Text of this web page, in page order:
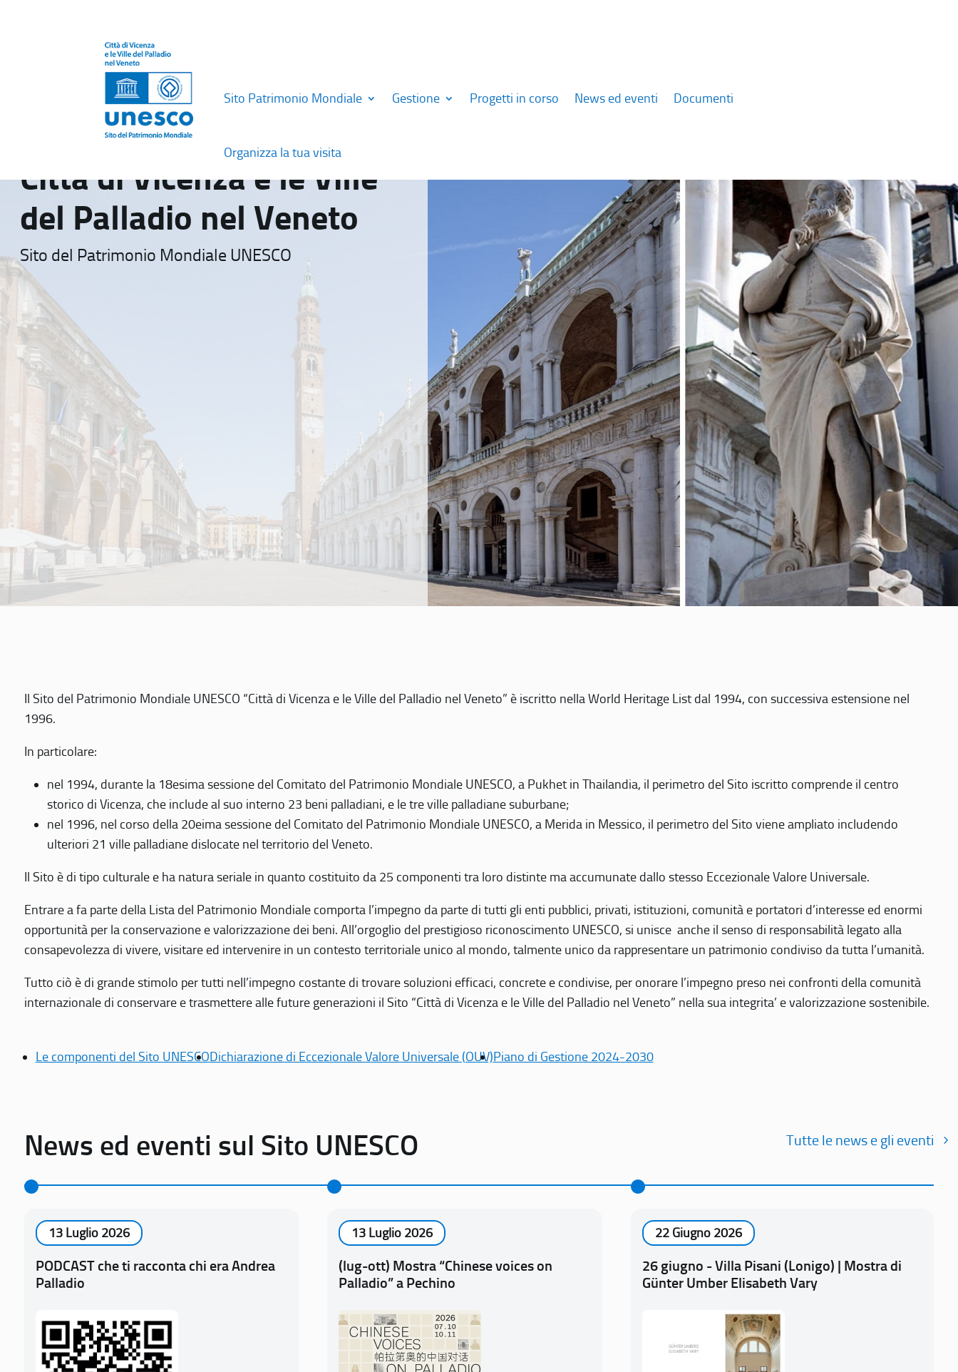
Sito Patrimonio Mondiale Gestione Progetti in corso News ed eventi Documenti
Organizza la tua visita
Città di Vicenza e le Ville
del Palladio nel Veneto
Sito del Patrimonio Mondiale UNESCO
Il Sito del Patrimonio Mondiale UNESCO “Città di Vicenza e le Ville del Palladio nel Veneto” è iscritto nella World Heritage List dal 1994, con successiva estensione nel
1996.
In particolare:
nel 1994, durante la 18esima sessione del Comitato del Patrimonio Mondiale UNESCO, a Pukhet in Thailandia, il perimetro del Sito iscritto comprende il centro
storico di Vicenza, che include al suo interno 23 beni palladiani, e le tre ville palladiane suburbane;
nel 1996, nel corso della 20eima sessione del Comitato del Patrimonio Mondiale UNESCO, a Merida in Messico, il perimetro del Sito viene ampliato includendo
ulteriori 21 ville palladiane dislocate nel territorio del Veneto.
Il Sito è di tipo culturale e ha natura seriale in quanto costituito da 25 componenti tra loro distinte ma accumunate dallo stesso Eccezionale Valore Universale.
Entrare a fa parte della Lista del Patrimonio Mondiale comporta l’impegno da parte di tutti gli enti pubblici, privati, istituzioni, comunità e portatori d’interesse ed enormi
opportunità per la conservazione e valorizzazione dei beni. All’orgoglio del prestigioso riconoscimento UNESCO, si unisce anche il senso di responsabilità legato alla
consapevolezza di vivere, visitare ed intervenire in un contesto territoriale unico al mondo, talmente unico da rappresentare un patrimonio condiviso da tutta l’umanità.
Tutto ciò è di grande stimolo per tutti nell’impegno costante di trovare soluzioni efficaci, concrete e condivise, per onorare l’impegno preso nei confronti della comunità
internazionale di conservare e trasmettere alle future generazioni il Sito “Città di Vicenza e le Ville del Palladio nel Veneto” nella sua integrita’ e valorizzazione sostenibile.
Le componenti del Sito UNESCODichiarazione di Eccezionale Valore Universale (OUV)Piano di Gestione 2024-2030
News ed eventi sul Sito UNESCO Tutte le news e gli eventi
13 Luglio 2026
PODCAST che ti racconta chi era Andrea
Palladio
13 Luglio 2026
(lug-ott) Mostra “Chinese voices on
Palladio” a Pechino
22 Giugno 2026
26 giugno - Villa Pisani (Lonigo) | Mostra di
Günter Umber Elisabeth Vary